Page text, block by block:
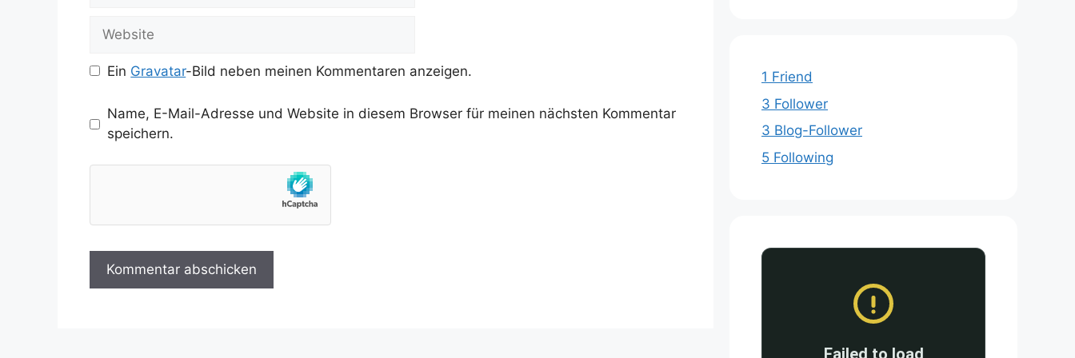
Ein Gravatar-Bild neben meinen Kommentaren anzeigen.
Name, E-Mail-Adresse und Website in diesem Browser für meinen nächsten Kommentar
speichern.
1 Friend
3 Follower
3 Blog-Follower
5 Following